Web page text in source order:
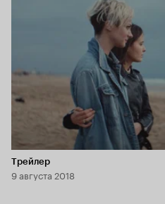
Длительность 2 мин
Трейлер
9 августа 2018